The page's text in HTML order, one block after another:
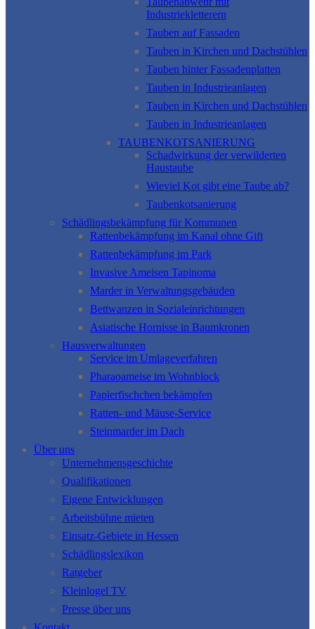
Industriekletterern
Tauben auf Fassaden
Tauben in Kirchen und Dachstühlen
Tauben hinter Fassadenplatten
Tauben in Industrieanlagen
Tauben in Kirchen und Dachstühlen
Tauben in Industrieanlagen
TAUBENKOTSANIERUNG
Schadwirkung der verwilderten
Haustaube
Wieviel Kot gibt eine Taube ab?
Taubenkotsanierung
Schädlingsbekämpfung für Kommunen
Rattenbekämpfung im Kanal ohne Gift
Rattenbekämpfung im Park
Invasive Ameisen Tapinoma
Marder in Verwaltungsgebäuden
Bettwanzen in Sozialeinrichtungen
Asiatische Hornisse in Baumkronen
Hausverwaltungen
Service im Umlageverfahren
Pharaoameise im Wohnblock
Papierfischchen bekämpfen
Ratten- und Mäuse-Service
Steinmarder im Dach
Über uns
Unternehmensgeschichte
Qualifikationen
Eigene Entwicklungen
Arbeitsbühne mieten
Einsatz-Gebiete in Hessen
Schädlingslexikon
Ratgeber
Kleinlogel TV
Presse über uns